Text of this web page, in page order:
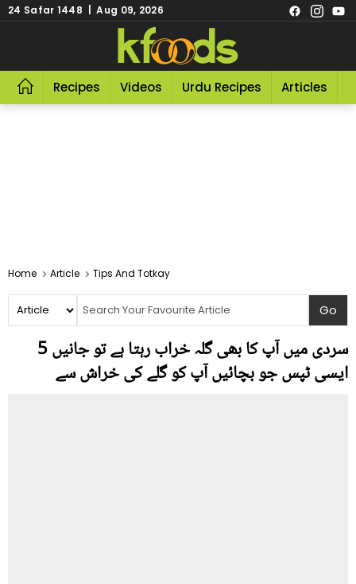
24 Safar 1448 | Aug 09, 2026
Recipes Videos Urdu Recipes Articles
Home Article Tips And Totkay
سردی میں آپ کا بھی گلہ خراب رہتا ہے تو جانیں 5
ایسی ٹپس جو بچائیں آپ کو گلے کی خراش سے